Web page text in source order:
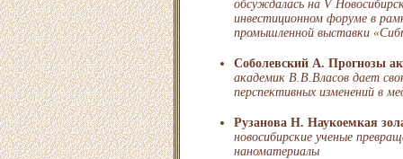
обсуждалась на V
инвестиционном форуме в
промышленной выставки
Соболевский А. Прогнозы
академик В.В.Власов дает
перспективных изменений в
Рузанова Н. Наукоемкая
новосибирские ученые
наноматериалы